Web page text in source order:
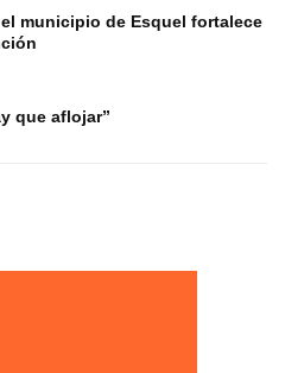
municipio de Esquel fortalece
que aflojar”